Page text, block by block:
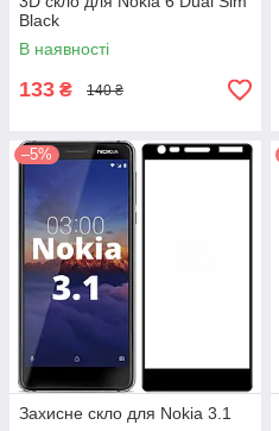
Black
В наявності
133 ₴ 140 ₴
–5%
Захисне скло для Nokia 3.1